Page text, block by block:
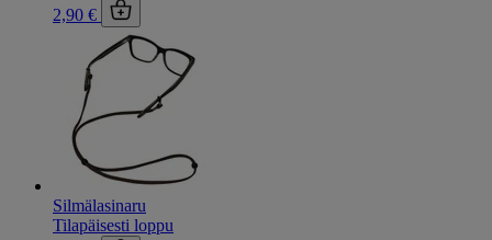
2,90 €
Silmälasinaru
Tilapäisesti loppu